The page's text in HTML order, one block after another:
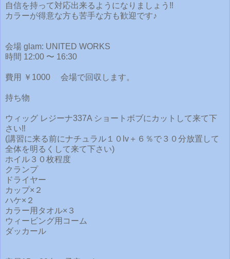
自信を持って対応出来るようになりましょう‼
カラーが得意な方も苦手な方も歓迎です♪
会場 glam: UNITED WORKS
時間 12:00 〜 16:30
費用 ￥1000 会場で回収します。
持ち物
ウィッグ レジーナ337A ショートボブにカットして来て下
さい‼
(講習に来る前にナチュラル１０lv＋６％で３０分放置して
全体を明るくして来て下さい)
ホイル３０枚程度
クランプ
ドライヤー
カップ×２
ハケ×２
カラー用タオル×３
ウィービング用コーム
ダッカール